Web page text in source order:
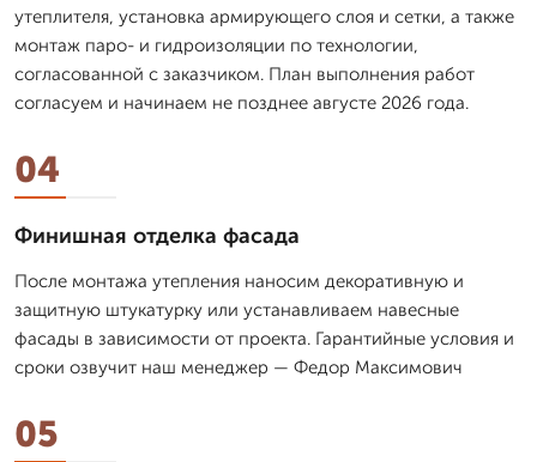
утеплителя, установка армирующего слоя и сетки, а также
монтаж паро- и гидроизоляции по технологии,
согласованной с заказчиком. План выполнения работ
согласуем и начинаем не позднее августе 2026 года.
04
Финишная отделка фасада
После монтажа утепления наносим декоративную и
защитную штукатурку или устанавливаем навесные
фасады в зависимости от проекта. Гарантийные условия и
сроки озвучит наш менеджер — Федор Максимович
05